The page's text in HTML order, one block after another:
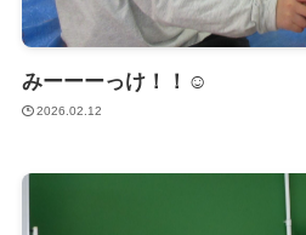
みーーーっけ！！☺️
2026.02.12